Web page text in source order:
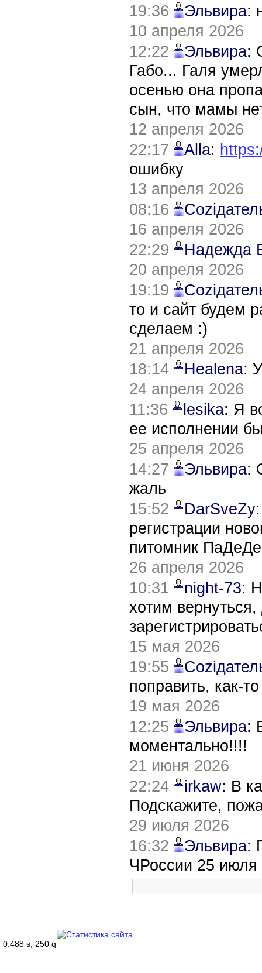
19:36
Эльвира:
10 апреля 2026
12:22
Эльвира:
Габо... Галя
осенью она
сын, что мамы
12 апреля 2026
22:17
Alla:
ошибку
13 апреля 2026
08:16
16 апреля 2026
22:29
Надежда
20 апреля 2026
19:19
то и сайт будем
сделаем :)
21 апреля 2026
18:14
Healena:
24 апреля 2026
11:36
lesika: Я
ее исполнении
25 апреля 2026
14:27
Эльвира:
жаль
15:52
DarSveZy
регистрации
питомник
26 апреля 2026
10:31
night-73:
хотим
15 мая 2026
19:55
поправить, как-
19 мая 2026
12:25
Эльвира:
моментально!!!!
21 июня 2026
22:24
irkaw: В
Подскажите,
29 июля 2026
16:32
Эльвира:
ЧРоссии 25 июля
0.488 s, 250 q